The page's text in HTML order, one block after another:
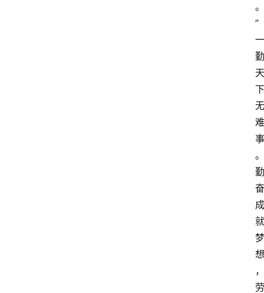
。
”
一
勤
天
下
无
难
事
。
勤
奋
成
就
梦
想
，
劳